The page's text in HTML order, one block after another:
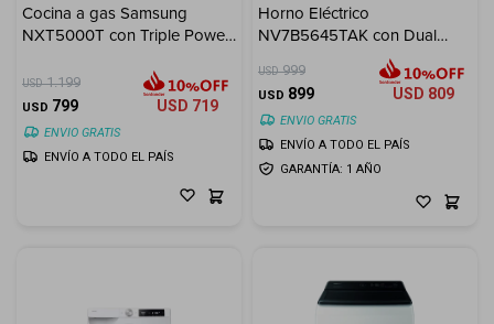
Cocina a gas Samsung
NXT5000T con Triple Power
USD 1.199
USD 799 USD 719
ENVIO GRATIS
ENVÍO A TODO EL PAÍS
Horno Eléctrico
NV7B5645TAK con Dual
Cook y Air Fry 76 L
USD 999
USD 899 USD 809
ENVIO GRATIS
GARANTÍA: 1 AÑO
ENVÍO A TODO EL PAÍS